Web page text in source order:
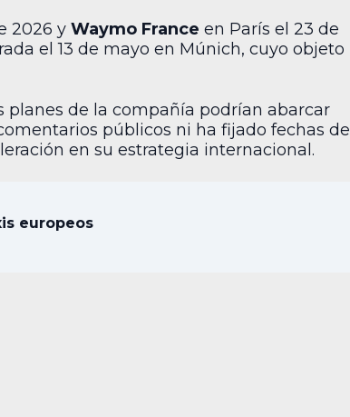
2026 y Waymo France en París el 23 de
el 13 de mayo en Múnich, cuyo objeto
planes de la compañía podrían abarcar
públicos ni ha fijado fechas de
en su estrategia internacional.
europeos